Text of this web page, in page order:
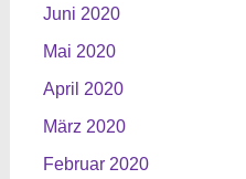
Juni 2020
Mai 2020
April 2020
März 2020
Februar 2020